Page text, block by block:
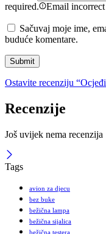
required.
Email
Sačuvaj moje ime,
buduće komentare.
Ostavite recenziju
Recenzije
Još uvijek nema recenzija
Tags
avion za djecu
bez buke
bežična lampa
bežična sijalica
bežična testera